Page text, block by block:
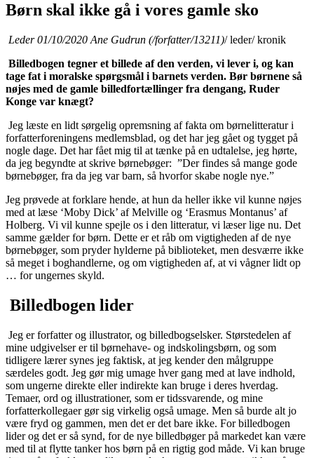
Børn skal ikke gå i vores gamle sko
Leder 01/10/2020 Ane Gudrun (/forfatter/13211)/ leder/ kronik
Billedbogen tegner et billede af den verden, vi lever i, og kan
tage fat i moralske spørgsmål i barnets verden. Bør børnene så
nøjes med de gamle billedfortællinger fra dengang, Ruder
Konge var knægt?
Jeg læste en lidt sørgelig opremsning af fakta om børnelitteratur i
forfatterforeningens medlemsblad, og det har jeg gået og tygget på
nogle dage. Det har fået mig til at tænke på en udtalelse, jeg hørte,
da jeg begyndte at skrive børnebøger: ”Der findes så mange gode
børnebøger, fra da jeg var barn, så hvorfor skabe nogle nye.”
Jeg prøvede at forklare hende, at hun da heller ikke vil kunne nøjes
med at læse ‘Moby Dick’ af Melville og ‘Erasmus Montanus’ af
Holberg. Vi vil kunne spejle os i den litteratur, vi læser lige nu. Det
samme gælder for børn. Dette er et råb om vigtigheden af de nye
børnebøger, som pryder hylderne på biblioteket, men desværre ikke
så meget i boghandlerne, og om vigtigheden af, at vi vågner lidt op
… for ungernes skyld.
Billedbogen lider
Jeg er forfatter og illustrator, og billedbogselsker. Størstedelen af
mine udgivelser er til børnehave- og indskolingsbørn, og som
tidligere lærer synes jeg faktisk, at jeg kender den målgruppe
særdeles godt. Jeg gør mig umage hver gang med at lave indhold,
som ungerne direkte eller indirekte kan bruge i deres hverdag.
Temaer, ord og illustrationer, som er tidssvarende, og mine
forfatterkollegaer gør sig virkelig også umage. Men så burde alt jo
være fryd og gammen, men det er det bare ikke. For billedbogen
lider og det er så synd, for de nye billedbøger på markedet kan være
med til at flytte tanker hos børn på en rigtig god måde. Vi kan bruge